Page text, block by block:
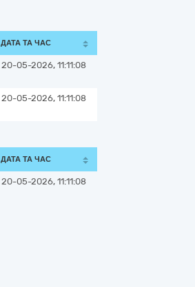
ДАТА ТА ЧАС
20-05-2026, 11:11:08
20-05-2026, 11:11:08
ДАТА ТА ЧАС
20-05-2026, 11:11:08